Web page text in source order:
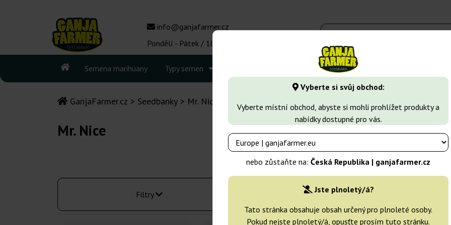
Vyberte si svůj obchod:
Vyberte místní obchod, abyste si mohli prohlížet produkty a
nabídky dostupné pro vás.
nebo zůstaňte na: Česká Republika | ganjafarmer.cz
Jste plnoletý/á?
Tato stránka obsahuje obsah určený pro plnoleté osoby.
Pokud nejste plnoletý/á, opusťte prosím tuto stránku.
info@ganjafarmer.cz
Pondělí - Pátek / 10:00 - 16:00
Semena marihuany Typy semen Druhy marihuany
GanjaFarmer.cz Seedbanky Mr. Nice
Mr. Nice
Filtry Třídění